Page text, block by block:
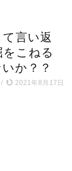
言い返
こねる
か？？
/ 2021年8月17日